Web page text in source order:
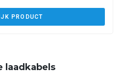
PRODUCT
laadkabels